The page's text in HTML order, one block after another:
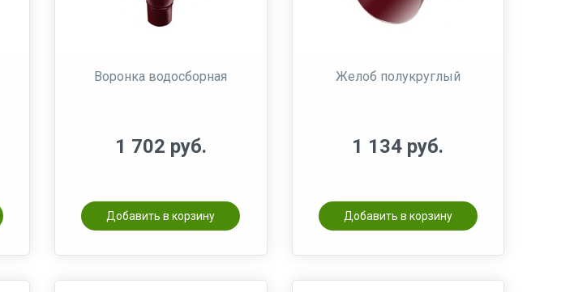
Воронка водосборная
1 702 руб.
Добавить в корзину
Желоб полукруглый
1 134 руб.
Добавить в корзину